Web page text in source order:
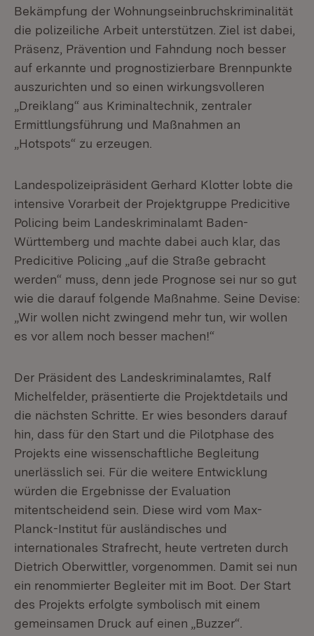
Bekämpfung der Wohnungseinbruchskriminalität
die polizeiliche Arbeit unterstützen. Ziel ist dabei,
Präsenz, Prävention und Fahndung noch besser
auf erkannte und prognostizierbare Brennpunkte
auszurichten und so einen wirkungsvolleren
„Dreiklang“ aus Kriminaltechnik, zentraler
Ermittlungsführung und Maßnahmen an
„Hotspots“ zu erzeugen.
Landespolizeipräsident Gerhard Klotter lobte die
intensive Vorarbeit der Projektgruppe Predicitive
Policing beim Landeskriminalamt Baden-
Württemberg und machte dabei auch klar, das
Predicitive Policing „auf die Straße gebracht
werden“ muss, denn jede Prognose sei nur so gut
wie die darauf folgende Maßnahme. Seine Devise:
„Wir wollen nicht zwingend mehr tun, wir wollen
es vor allem noch besser machen!“
Der Präsident des Landeskriminalamtes, Ralf
Michelfelder, präsentierte die Projektdetails und
die nächsten Schritte. Er wies besonders darauf
hin, dass für den Start und die Pilotphase des
Projekts eine wissenschaftliche Begleitung
unerlässlich sei. Für die weitere Entwicklung
würden die Ergebnisse der Evaluation
mitentscheidend sein. Diese wird vom Max-
Planck-Institut für ausländisches und
internationales Strafrecht, heute vertreten durch
Dietrich Oberwittler, vorgenommen. Damit sei nun
ein renommierter Begleiter mit im Boot. Der Start
des Projekts erfolgte symbolisch mit einem
gemeinsamen Druck auf einen „Buzzer“.